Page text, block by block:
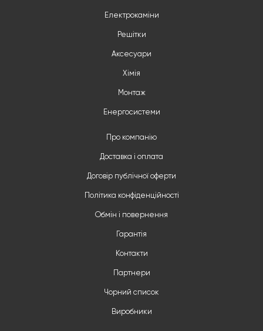
Електрокаміни
Решітки
Аксесуари
Хімія
Монтаж
Енергосистеми
Про компанію
Доставка і оплата
Договір публічної оферти
Політика конфіденційності
Обмін і повернення
Гарантія
Контакти
Партнери
Чорний список
Виробники